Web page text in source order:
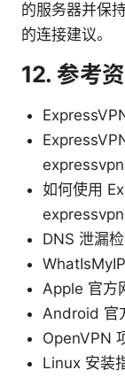
的服务器并保
的连接建议。
12. 参考
如何使用
DNS 泄漏
Apple 官方
Android 官
OpenVPN
Linux 安装